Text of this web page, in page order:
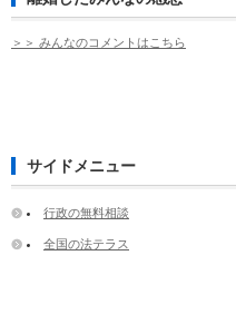
＞＞ みんなのコメントはこちら
サイドメニュー
行政の無料相談
全国の法テラス